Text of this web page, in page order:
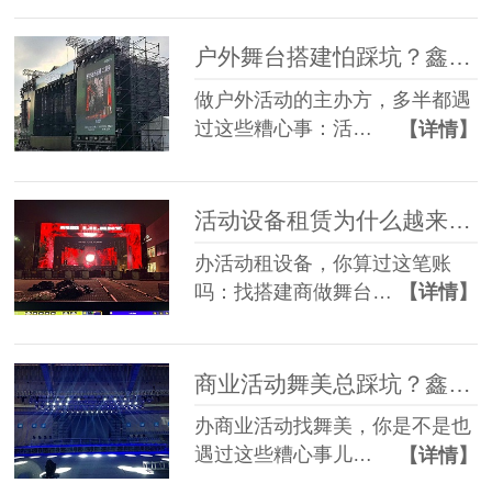
户外舞台搭建怕踩坑？鑫禾舞美给你稳稳的保障
做户外活动的主办方，多半都遇
过这些糟心事：活…
【详情】
活动设备租赁为什么越来越多人选一站式？
办活动租设备，你算过这笔账
吗：找搭建商做舞台…
【详情】
商业活动舞美总踩坑？鑫禾一站式方案帮您避坑
办商业活动找舞美，你是不是也
遇过这些糟心事儿…
【详情】